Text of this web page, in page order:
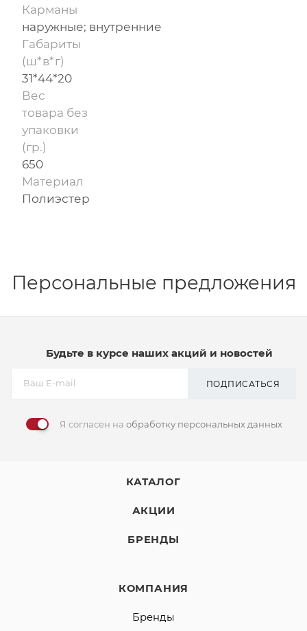
Карманы
наружные; внутренние
Габариты
(ш*в*г)
31*44*20
Вес
товара без
упаковки
(гр.)
650
Материал
Полиэстер
Персональные предложения
Будьте в курсе наших акций и новостей
ПОДПИСАТЬСЯ
Я согласен на обработку персональных данных
КАТАЛОГ
АКЦИИ
БРЕНДЫ
КОМПАНИЯ
Бренды